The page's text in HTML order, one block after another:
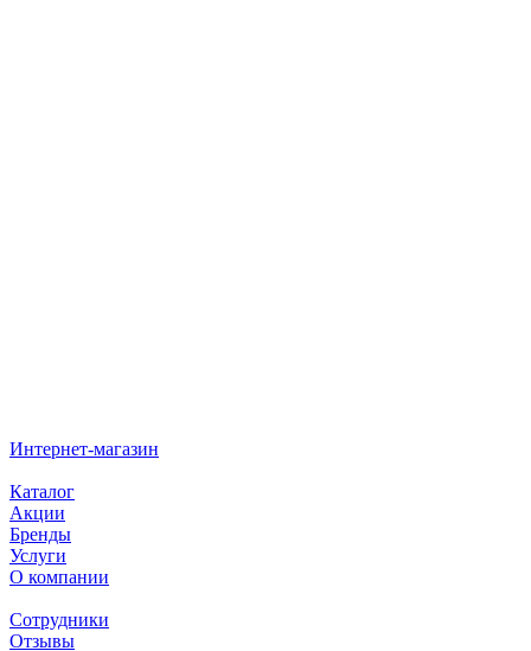
Интернет-магазин
Каталог
Акции
Бренды
Услуги
О компании
Сотрудники
Отзывы